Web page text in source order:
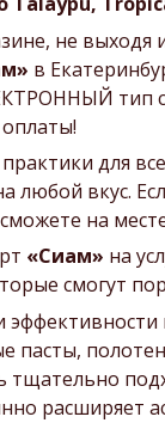
не выходя
в
тип
оплаты!
для
любой вкус.
на
«Сиам» на
смогут
пасты,
тщательно
расширяет